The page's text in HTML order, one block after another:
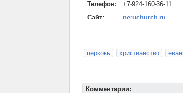
Телефон:
+7-924-160-36-11
Сайт:
neruchurch.ru
церковь христианство
Комментарии: